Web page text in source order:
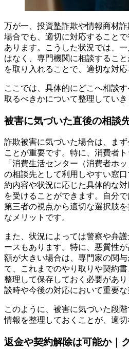
万が一、投資塾詐欺や情報商材
場合でも、適切に対応すること
あります。こうした状況では、
はなく、専門機関に相談するこ
を取り入れることで、適切な対
ここでは、具体的にどこへ相談
取るべきかについて整理していき
被害に気づいた直後の相談
詐欺被害に気づいた場合は、ま
ことが重要です。特に、消費者
「消費生活センター（消費者ホ
の相談先として利用しやすい窓
約内容や状況に応じた具体的な
を受けることができます。自分
第三者の視点から適切な選択肢
なメリットです。
また、状況によっては警察や弁
ースもあります。特に、悪質性
額が大きい場合は、専門家の関
て、これまでのやり取りや契約
整理して保存しておく必要があ
談時や今後の対応において重要な
このように、被害に気づいた段
情報を整理しておくことが、適切
返金や契約解除は可能か｜